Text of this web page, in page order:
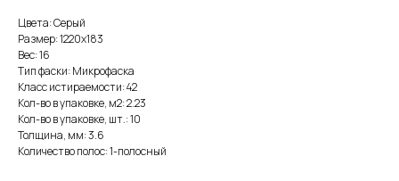
Цвета: Серый
Размер: 1220х183
Вес: 16
Тип фаски: Микрофаска
Класс истираемости: 42
Кол-во в упаковке, м2: 2.23
Кол-во в упаковке, шт.: 10
Толщина, мм: 3.6
Количество полос: 1-полосный